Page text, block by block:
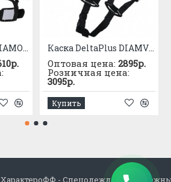
Каска DeltaPlus DIAMOND V белая Каска DeltaPlus DIAMVUP
Оптовая цена: 2895р.
Розничная цена:
3095р.
Купить
ХарактероФФ - Спецодежда в